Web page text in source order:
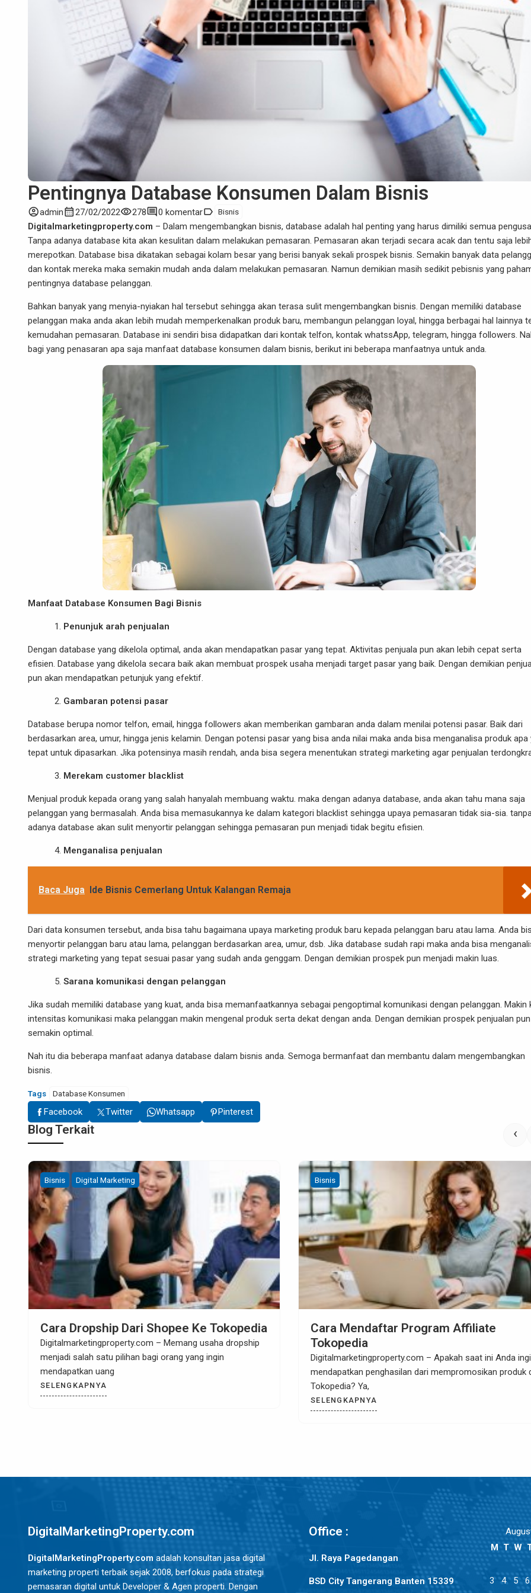
Pentingnya Database Konsumen Dalam Bisnis
account_circleadmincalendar_month27/02/2022visibility278comment0 komentarlabel Bisnis
Digitalmarketingproperty.com – Dalam mengembangkan bisnis, database adalah hal penting yang harus dimiliki semua
Tanpa adanya database kita akan kesulitan dalam melakukan pemasaran. Pemasaran akan terjadi secara acak dan tentu saja
merepotkan. Database bisa dikatakan sebagai kolam besar yang berisi banyak sekali prospek bisnis. Semakin banyak data
dan kontak mereka maka semakin mudah anda dalam melakukan pemasaran. Namun demikian masih sedikit pebisnis yang
pentingnya database pelanggan.
Bahkan banyak yang menyia-nyiakan hal tersebut sehingga akan terasa sulit mengembangkan bisnis. Dengan memiliki database
pelanggan maka anda akan lebih mudah memperkenalkan produk baru, membangun pelanggan loyal, hingga berbagai hal lainnya
kemudahan pemasaran. Database ini sendiri bisa didapatkan dari kontak telfon, kontak whatssApp, telegram, hingga followers.
bagi yang penasaran apa saja manfaat database konsumen dalam bisnis, berikut ini beberapa manfaatnya untuk anda.
Manfaat Database Konsumen Bagi Bisnis
Penunjuk arah penjualan
Dengan database yang dikelola optimal, anda akan mendapatkan pasar yang tepat. Aktivitas penjuala pun akan lebih cepat serta
efisien. Database yang dikelola secara baik akan membuat prospek usaha menjadi target pasar yang baik. Dengan demikian
pun akan mendapatkan petunjuk yang efektif.
Gambaran potensi pasar
Database berupa nomor telfon, email, hingga followers akan memberikan gambaran anda dalam menilai potensi pasar. Baik dari
berdasarkan area, umur, hingga jenis kelamin. Dengan potensi pasar yang bisa anda nilai maka anda bisa menganalisa produk apa
tepat untuk dipasarkan. Jika potensinya masih rendah, anda bisa segera menentukan strategi marketing agar penjualan
Merekam customer blacklist
Menjual produk kepada orang yang salah hanyalah membuang waktu. maka dengan adanya database, anda akan tahu mana saja
pelanggan yang bermasalah. Anda bisa memasukannya ke dalam kategori blacklist sehingga upaya pemasaran tidak sia-sia.
adanya database akan sulit menyortir pelanggan sehingga pemasaran pun menjadi tidak begitu efisien.
Menganalisa penjualan
Baca Juga Ide Bisnis Cemerlang Untuk Kalangan Remaja
Dari data konsumen tersebut, anda bisa tahu bagaimana upaya marketing produk baru kepada pelanggan baru atau lama. Anda
menyortir pelanggan baru atau lama, pelanggan berdasarkan area, umur, dsb. Jika database sudah rapi maka anda bisa
strategi marketing yang tepat sesuai pasar yang sudah anda genggam. Dengan demikian prospek pun menjadi makin luas.
Sarana komunikasi dengan pelanggan
Jika sudah memiliki database yang kuat, anda bisa memanfaatkannya sebagai pengoptimal komunikasi dengan pelanggan. Makin
intensitas komunikasi maka pelanggan makin mengenal produk serta dekat dengan anda. Dengan demikian prospek penjualan pun
semakin optimal.
Nah itu dia beberapa manfaat adanya database dalam bisnis anda. Semoga bermanfaat dan membantu dalam mengembangkan
bisnis.
Tags Database Konsumen
Facebook Twitter Whatsapp Pinterest
Blog Terkait
Bisnis
Cara Mendaftar Program Affiliate
Tokopedia
Digitalmarketingproperty.com – Apakah saat ini Anda ingin
mendapatkan penghasilan dari mempromosikan produk di
Tokopedia? Ya,
Bisnis Digital Marketing
Affiliate Marketer, Peluang Bisnis Masa
Kini
Digitalmarketingproperty.com – Dengan berkembangnya
bisnis yang saat ini menggunakan digital semakin dari
waktu ke waktu,
SELENGKAPNYA
‹
DigitalMarketingProperty.com
DigitalMarketingProperty.com adalah konsultan jasa digital
marketing properti terbaik sejak 2008, berfokus pada strategi
pemasaran digital untuk Developer & Agen properti. Dengan
Office :
Jl. Raya Pagedangan
BSD City Tangerang Banten 15339
M T W
3
4 5 6